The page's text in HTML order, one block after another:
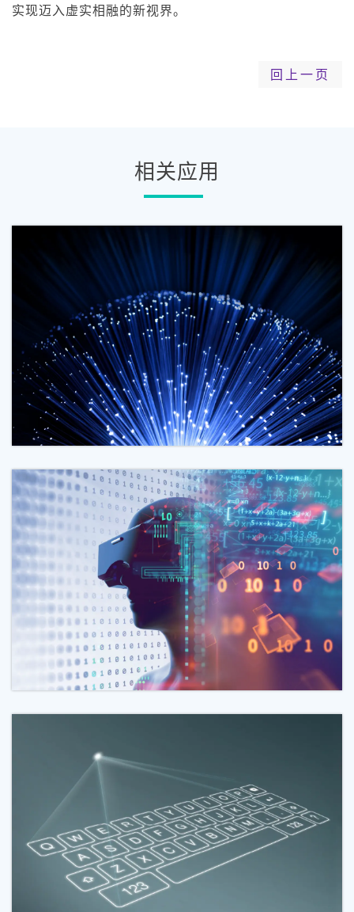
实现迈入虚实相融的新视界。
回上一页
相关应用